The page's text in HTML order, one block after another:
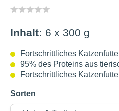
Inhalt: 6 x 300 g
Fortschrittliches
95% des Proteins aus
Fortschrittliches
Sorten